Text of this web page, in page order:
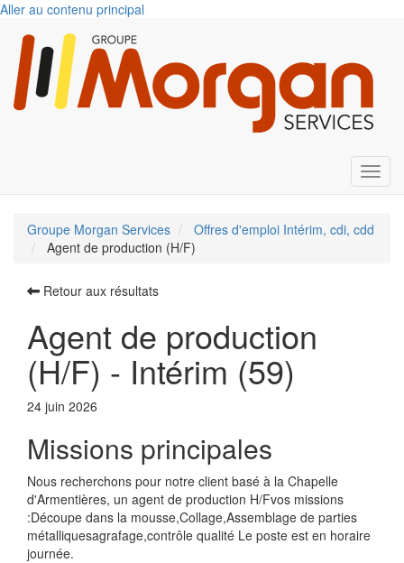
Aller au contenu principal
Groupe Morgan Services
Offres d'emploi Intérim, cdi, cdd
Agent de production (H/F)
Retour aux résultats
Agent de production
(H/F) - Intérim (59)
24 juin 2026
Missions principales
Nous recherchons pour notre client basé à la Chapelle
d'Armentières, un agent de production H/Fvos missions
:Découpe dans la mousse,Collage,Assemblage de parties
métalliquesagrafage,contrôle qualité Le poste est en horaire
journée.